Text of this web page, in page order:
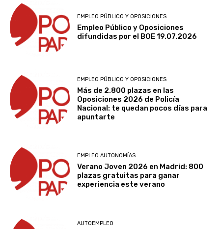
EMPLEO PÚBLICO Y OPOSICIONES
Empleo Público y Oposiciones
difundidas por el BOE 19.07.2026
EMPLEO PÚBLICO Y OPOSICIONES
Más de 2.800 plazas en las
Oposiciones 2026 de Policía
Nacional: te quedan pocos días para
apuntarte
EMPLEO AUTONOMÍAS
Verano Joven 2026 en Madrid: 800
plazas gratuitas para ganar
experiencia este verano
AUTOEMPLEO